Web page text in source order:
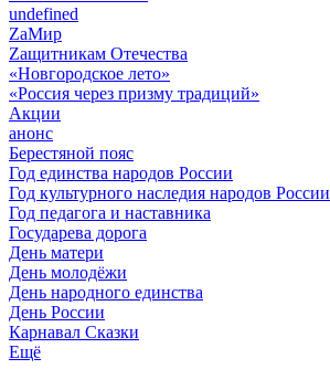
undefined
ZaМир
Zащитникам Отечества
«Новгородское лето»
«Россия через призму традиций»
Акции
анонс
Берестяной пояс
Год единства народов России
Год культурного наследия народов России
Год педагога и наставника
Государева дорога
День матери
День молодёжи
День народного единства
День России
Карнавал Сказки
Ещё